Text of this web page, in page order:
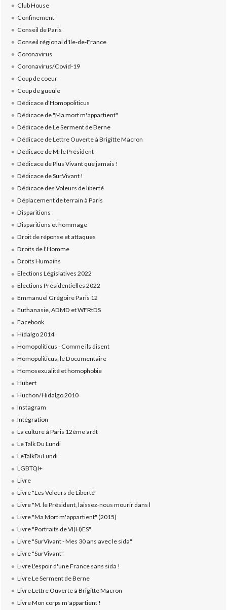
Club House
Confinement
Conseil de Paris
Conseil régional d'Ile-de-France
Coronavirus
Coronavirus/Covid-19
Coup de coeur
Coup de gueule
Dédicace d'Homopoliticus
Dédicace de "Ma mort m'appartient"
Dédicace de Le Serment de Berne
Dédicace de Lettre Ouverte à Brigitte Macron
Dédicace de M. le Président
Dédicace de Plus Vivant que jamais !
Dédicace de SurVivant !
Dédicace des Voleurs de liberté
Déplacement de terrain à Paris
Disparitions
Disparitions et hommage
Droit de réponse et attaques
Droits de l'Homme
Droits Humains
Elections Législatives 2022
Elections Présidentielles 2022
Emmanuel Grégoire Paris 12
Euthanasie, ADMD et WFRtDS
Facebook
Hidalgo 2014
Homopoliticus - Comme ils disent
Homopoliticus, le Documentaire
Homosexualité et homophobie
Hubert
Huchon/Hidalgo 2010
Instagram
Intégration
La culture à Paris 12éme ardt
Le Talk Du Lundi
LeTalkDuLundi
LGBTQI+
Livre
Livre "Les Voleurs de Liberté"
Livre "M. le Président, laissez-nous mourir dans l
Livre "Ma Mort m'appartient" (2015)
Livre "Portraits de VI(H)ES"
Livre "SurVivant - Mes 30 ans avec le sida"
Livre "SurVivant"
Livre L'espoir d'une France sans sida !
Livre Le Serment de Berne
Livre Lettre Ouverte à Brigitte Macron
Livre Mon corps m'appartient !